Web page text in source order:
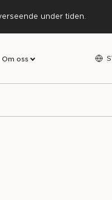
under tiden.
Om oss